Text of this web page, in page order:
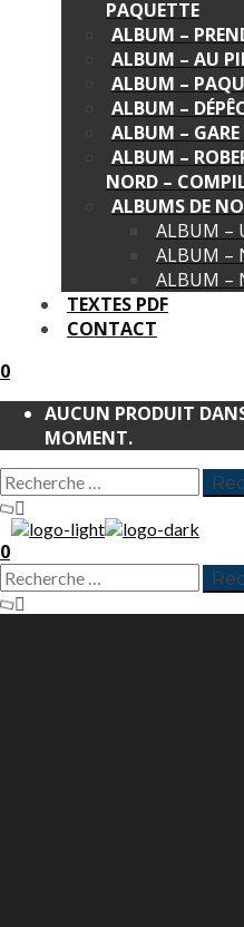
PAQUETTE
ALBUM –
ALBUM – AU
ALBUM –
ALBUM –
ALBUM –
ALBUM –
NORD –
ALBUMS DE
ALBUM –
ALBUM –
ALBUM –
TEXTES PDF
CONTACT
0
AUCUN PRODUIT
MOMENT.
0